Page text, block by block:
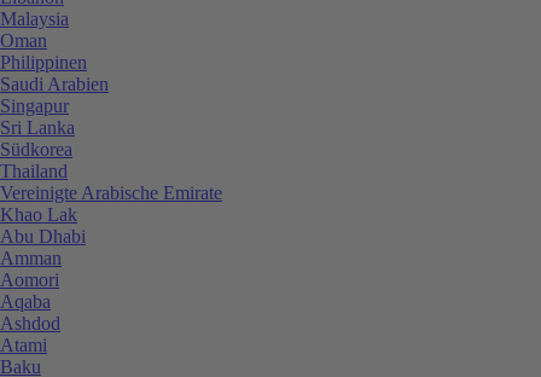
Malaysia
Oman
Philippinen
Saudi Arabien
Singapur
Sri Lanka
Südkorea
Thailand
Vereinigte Arabische Emirate
Khao Lak
Abu Dhabi
Amman
Aomori
Aqaba
Ashdod
Atami
Baku